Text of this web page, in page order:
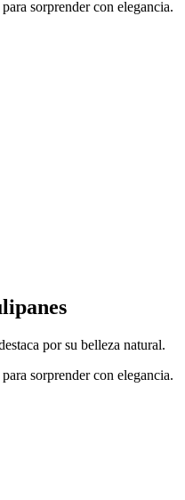
sorprender con elegancia.
por su belleza natural.
sorprender con elegancia.